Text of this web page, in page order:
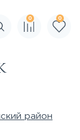
по сайту
0 0
район